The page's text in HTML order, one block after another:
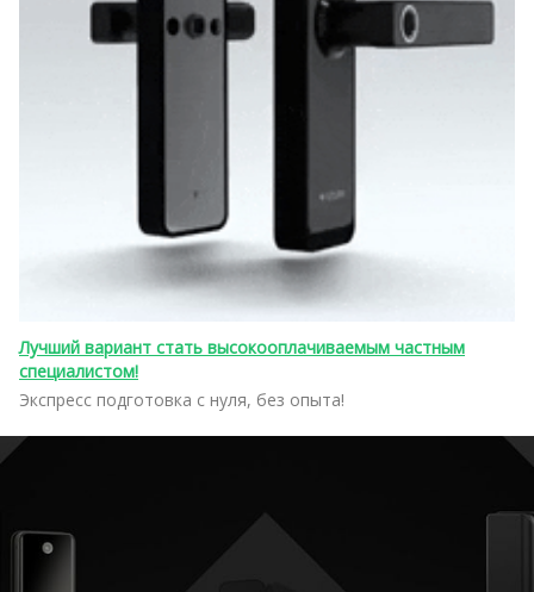
Лучший вариант стать высокооплачиваемым частным
специалистом!
Экспресс подготовка с нуля, без опыта!